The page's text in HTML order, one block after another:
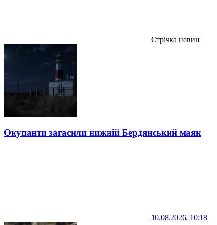
Стрічка новин
Окупанти загасили нижній Бердянський маяк
10.08.2026, 10:18